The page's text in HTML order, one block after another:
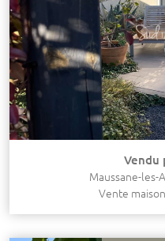
Vendu
Maussane-les-
Vente